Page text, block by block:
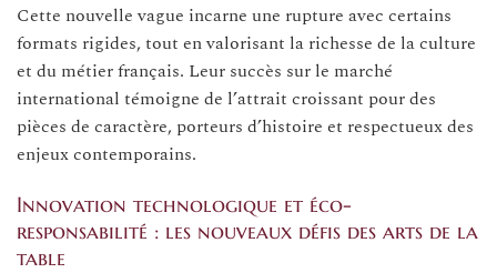
Cette nouvelle vague incarne une rupture avec certains
formats rigides, tout en valorisant la richesse de la culture
et du métier français. Leur succès sur le marché
international témoigne de l’attrait croissant pour des
pièces de caractère, porteurs d’histoire et respectueux des
enjeux contemporains.
Innovation technologique et éco-
responsabilité : les nouveaux défis des arts de la
table